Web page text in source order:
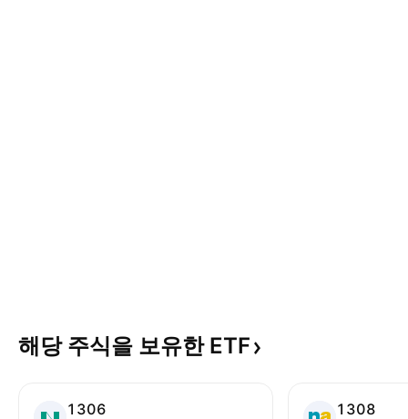
해당 주식을 보유한 ETF
1306 1308